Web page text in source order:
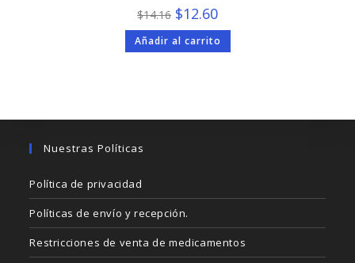
$14.16 El
precio
original
era:
$14.16.
$12.60El
precio
actual
es:
$12.60.
Añadir al carrito
Nuestras Políticas
Política de privacidad
Políticas de envío y recepción.
Restricciones de venta de medicamentos